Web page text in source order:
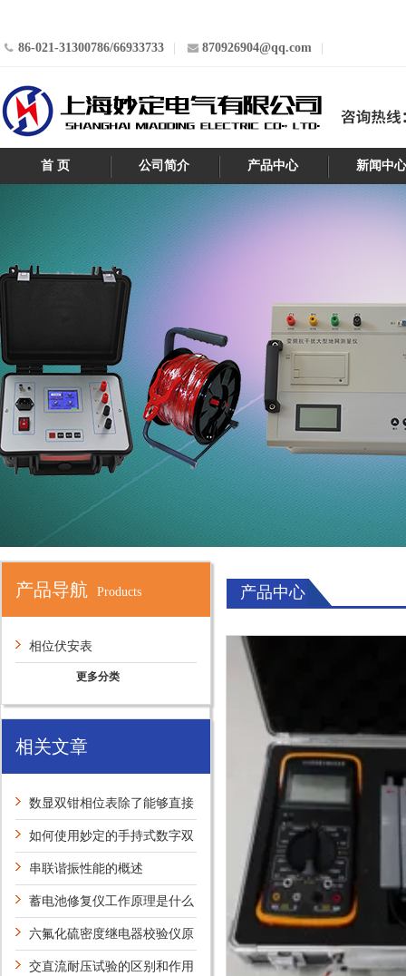
86-021-31300786/66933733 870926904@qq.com
首 页 公司简介 产品中心 新闻中
产品导航 Products
相位伏安表
更多分类
相关文章
数显双钳相位表除了能够直接
测量还有判断功能
如何使用妙定的手持式数字双
钳相位伏安表
串联谐振性能的概述
蓄电池修复仪工作原理是什么
六氟化硫密度继电器校验仪原
理是什么其功能特点有哪些
交直流耐压试验的区别和作用
产品中心